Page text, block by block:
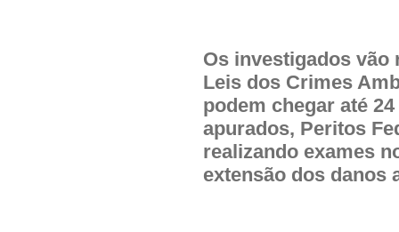
Os investigados
Leis dos Crimes
podem chegar até
apurados, Peritos
realizando exames
extensão dos danos